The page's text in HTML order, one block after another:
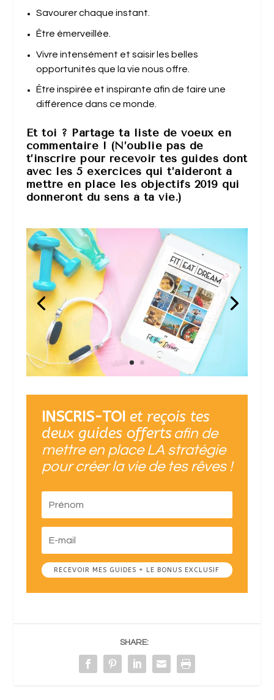
Savourer chaque instant.
Être émerveillée.
Vivre intensément et saisir les belles
opportunités que la vie nous offre.
Être inspirée et inspirante afin de faire une
différence dans ce monde.
Et toi ? Partage ta liste de voeux en
commentaire ! (N’oublie pas de
t’inscrire pour recevoir tes guides dont
avec les 5 exercices qui t’aideront à
mettre en place les objectifs 2019 qui
donneront du sens à ta vie.)
INSCRIS-TOI et reçois tes
deux guides offerts afin de
mettre en place LA stratégie
pour créer la vie de tes rêves !
RECEVOIR MES GUIDES + LE BONUS EXCLUSIF
SHARE: